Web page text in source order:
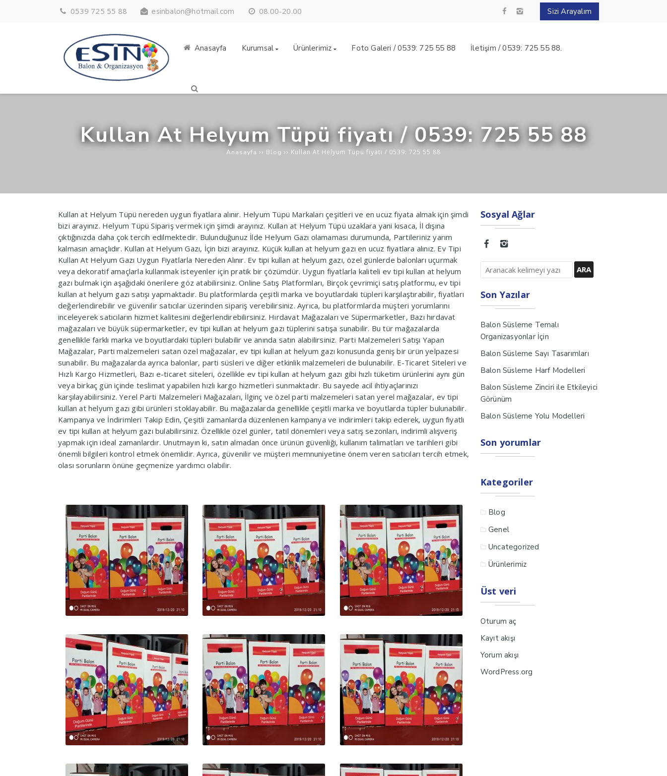
0539 725 55 88 esinbalon@hotmail.com 08.00-20.00 Sizi Arayalım
Anasayfa Kurumsal Ürünlerimiz Foto Galeri / 0539: 725 55 88 İletişim / 0539: 725 55 88.
Kullan At Helyum Tüpü fiyatı / 0539: 725 55 88
Anasayfa ›› Blog ›› Kullan At Helyum Tüpü fiyatı / 0539: 725 55 88
Kullan at Helyum Tüpü nereden uygun fiyatlara alınır. Helyum Tüpü Markaları çeşitleri ve en ucuz fiyata almak için şimdi
bizi arayınız. Helyum Tüpü Sipariş vermek için şimdi arayınız. Kullan at Helyum Tüpü uzaklara yani kısaca, İl dışına
çıktığınızda daha çok tercih edilmektedir. Bulunduğunuz İlde Helyum Gazı olamaması durumunda, Partileriniz yarım
kalmasın amaçlıdır. Kullan at Helyum Gazı, İçin bizi arayınız. Küçük kullan at helyum gazı en ucuz fiyatlara alınız. Ev Tipi
Kullan At Helyum Gazı Uygun Fiyatlarla Nereden Alınır. Ev tipi kullan at helyum gazı, özel günlerde balonları uçurmak
veya dekoratif amaçlarla kullanmak isteyenler için pratik bir çözümdür. Uygun fiyatlarla kaliteli ev tipi kullan at helyum
gazı bulmak için aşağıdaki önerilere göz atabilirsiniz. Online Satış Platformları, Birçok çevrimiçi satış platformu, ev tipi
kullan at helyum gazı satışı yapmaktadır. Bu platformlarda çeşitli marka ve boyutlardaki tüpleri karşılaştırabilir, fiyatları
değerlendirebilir ve güvenilir satıcılar üzerinden sipariş verebilirsiniz. Ayrıca, bu platformlarda müşteri yorumlarını
inceleyerek satıcıların hizmet kalitesini değerlendirebilirsiniz. Hırdavat Mağazaları ve Süpermarketler, Bazı hırdavat
mağazaları ve büyük süpermarketler, ev tipi kullan at helyum gazı tüplerini satışa sunabilir. Bu tür mağazalarda
genellikle farklı marka ve boyutlardaki tüpleri bulabilir ve anında satın alabilirsiniz. Parti Malzemeleri Satışı Yapan
Mağazalar, Parti malzemeleri satan özel mağazalar, ev tipi kullan at helyum gazı konusunda geniş bir ürün yelpazesi
sunabilir. Bu mağazalarda ayrıca balonlar, parti süsleri ve diğer etkinlik malzemeleri de bulunabilir. E-Ticaret Siteleri ve
Hızlı Kargo Hizmetleri, Bazı e-ticaret siteleri, özellikle ev tipi kullan at helyum gazı gibi hızlı tüketim ürünlerini aynı gün
veya birkaç gün içinde teslimat yapabilen hızlı kargo hizmetleri sunmaktadır. Bu sayede acil ihtiyaçlarınızı
karşılayabilirsiniz. Yerel Parti Malzemeleri Mağazaları, İlginç ve özel parti malzemeleri satan yerel mağazalar, ev tipi
kullan at helyum gazı gibi ürünleri stoklayabilir. Bu mağazalarda genellikle çeşitli marka ve boyutlarda tüpler bulunabilir.
Kampanya ve İndirimleri Takip Edin, Çeşitli zamanlarda düzenlenen kampanya ve indirimleri takip ederek, uygun fiyatlı
ev tipi kullan at helyum gazı bulabilirsiniz. Özellikle özel günler, tatil dönemleri veya satış sezonları, indirimli alışveriş
yapmak için ideal zamanlardır. Unutmayın ki, satın almadan önce ürünün güvenliği, kullanım talimatları ve tarihleri gibi
önemli bilgileri kontrol etmek önemlidir. Ayrıca, güvenilir ve müşteri memnuniyetine önem veren satıcıları tercih etmek,
olası sorunların önüne geçmenize yardımcı olabilir.
Sosyal Ağlar
Son Yazılar
Balon Süsleme Temalı
Organizasyonlar İçin
Balon Süsleme Sayı Tasarımları
Balon Süsleme Harf Modelleri
Balon Süsleme Zinciri ile Etkileyici
Görünüm
Balon Süsleme Yolu Modelleri
Son yorumlar
Kategoriler
Blog
Genel
Uncategorized
Ürünlerimiz
Üst veri
Oturum aç
Kayıt akışı
Yorum akışı
WordPress.org